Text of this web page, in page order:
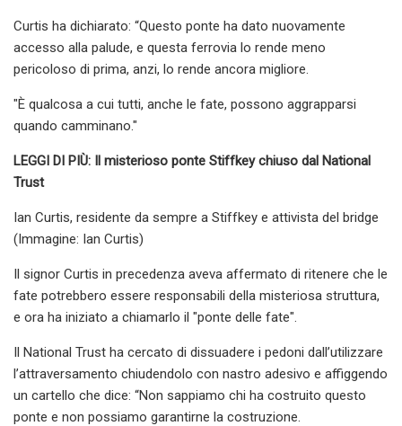
Curtis ha dichiarato: “Questo ponte ha dato nuovamente
accesso alla palude, e questa ferrovia lo rende meno
pericoloso di prima, anzi, lo rende ancora migliore.
"È qualcosa a cui tutti, anche le fate, possono aggrapparsi
quando camminano."
LEGGI DI PIÙ: Il misterioso ponte Stiffkey chiuso dal National
Trust
Ian Curtis, residente da sempre a Stiffkey e attivista del bridge
(Immagine: Ian Curtis)
Il signor Curtis in precedenza aveva affermato di ritenere che le
fate potrebbero essere responsabili della misteriosa struttura,
e ora ha iniziato a chiamarlo il "ponte delle fate".
Il National Trust ha cercato di dissuadere i pedoni dall’utilizzare
l’attraversamento chiudendolo con nastro adesivo e affiggendo
un cartello che dice: “Non sappiamo chi ha costruito questo
ponte e non possiamo garantirne la costruzione.